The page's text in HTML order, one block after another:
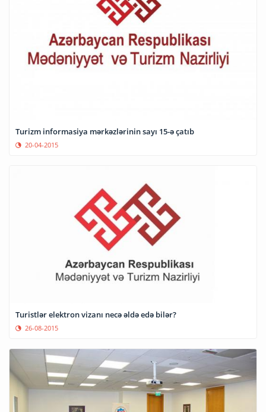
Turizm informasiya mərkəzlərinin sayı 15-ə çatıb
20-04-2015
Turistlər elektron vizanı necə əldə edə bilər?
26-08-2015